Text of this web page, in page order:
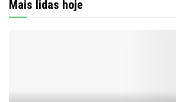
Mais lidas hoje